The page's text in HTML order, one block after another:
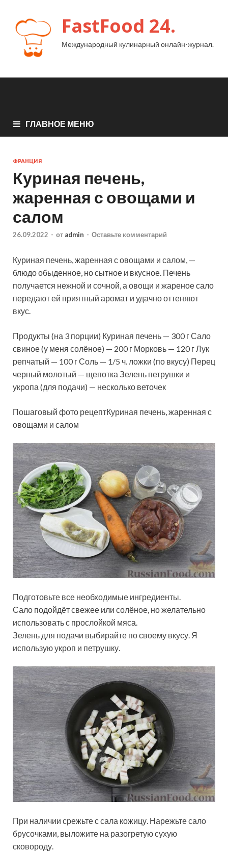
FastFood 24.
Международный кулинарный онлайн-журнал.
ГЛАВНОЕ МЕНЮ
ФРАНЦИЯ
Куриная печень,
жаренная с овощами и
салом
26.09.2022 - от admin - Оставьте комментарий
Куриная печень, жаренная с овощами и салом, —
блюдо обыденное, но сытное и вкусное. Печень
получается нежной и сочной, а овощи и жареное сало
передают ей приятный аромат и удачно оттеняют
вкус.
Продукты (на 3 порции) Куриная печень — 300 г Сало
свиное (у меня солёное) — 200 г Морковь — 120 г Лук
репчатый — 100 г Соль — 1/5 ч. ложки (по вкусу) Перец
черный молотый — щепотка Зелень петрушки и
укропа (для подачи) — несколько веточек
Пошаговый фото рецептКуриная печень, жаренная с
овощами и салом
Подготовьте все необходимые ингредиенты.
Сало подойдёт свежее или солёное, но желательно
использовать с прослойкой мяса.
Зелень для подачи выбирайте по своему вкусу. Я
использую укроп и петрушку.
При наличии срежьте с сала кожицу. Нарежьте сало
брусочками, выложите на разогретую сухую
сковороду.